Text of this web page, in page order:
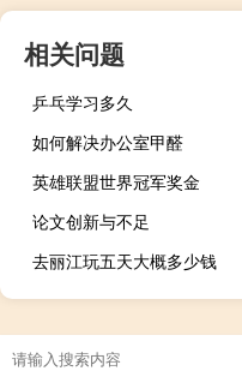
相关问题
乒乓学习多久
如何解决办公室甲醛
英雄联盟世界冠军奖金
论文创新与不足
去丽江玩五天大概多少钱